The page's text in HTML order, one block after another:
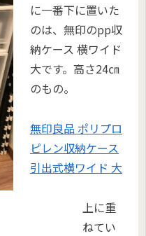
に一番下に置いた
のは、無印のpp収
納ケース 横ワイド
大です。高さ24㎝
のもの。
無印良品 ポリプロ
ピレン収納ケース
引出式横ワイド 大
上に重
ねてい